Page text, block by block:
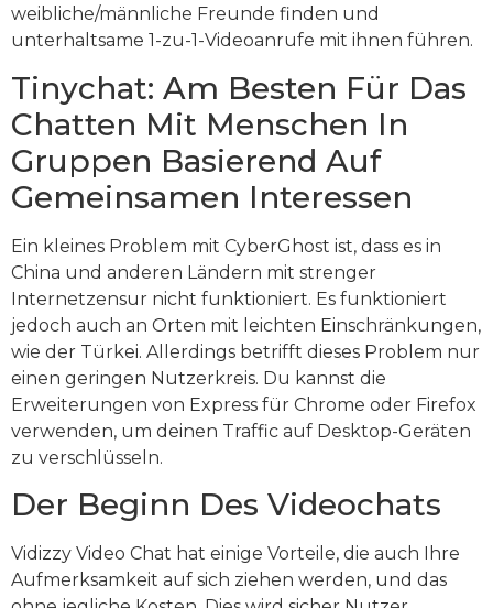
weibliche/männliche Freunde finden und
unterhaltsame 1-zu-1-Videoanrufe mit ihnen führen.
Tinychat: Am Besten Für Das
Chatten Mit Menschen In
Gruppen Basierend Auf
Gemeinsamen Interessen
Ein kleines Problem mit CyberGhost ist, dass es in
China und anderen Ländern mit strenger
Internetzensur nicht funktioniert. Es funktioniert
jedoch auch an Orten mit leichten Einschränkungen,
wie der Türkei. Allerdings betrifft dieses Problem nur
einen geringen Nutzerkreis. Du kannst die
Erweiterungen von Express für Chrome oder Firefox
verwenden, um deinen Traffic auf Desktop-Geräten
zu verschlüsseln.
Der Beginn Des Videochats
Vidizzy Video Chat hat einige Vorteile, die auch Ihre
Aufmerksamkeit auf sich ziehen werden, und das